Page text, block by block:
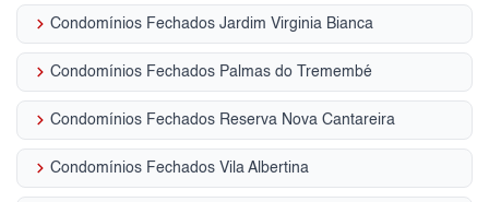
keyboard_arrow_right Condomínios Fechados Jardim Virginia Bianca
keyboard_arrow_right Condomínios Fechados Palmas do Tremembé
keyboard_arrow_right Condomínios Fechados Reserva Nova Cantareira
keyboard_arrow_right Condomínios Fechados Vila Albertina